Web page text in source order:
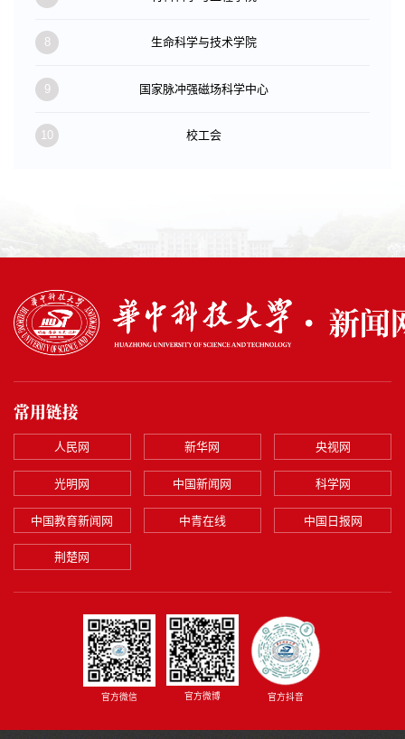
8 生命科学与技术学院
9 国家脉冲强磁场科学中心
10 校工会
常用链接
人民网 新华网 央视网
光明网 中国新闻网 科学网
中国教育新闻网 中青在线 中国日报网
荆楚网
官方微信 官方微博 官方抖音